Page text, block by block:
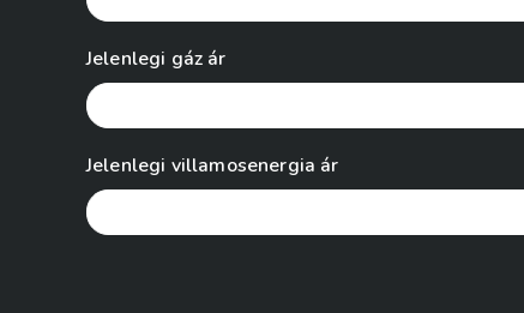
Jelenlegi gáz ár
Jelenlegi villamosenergia ár